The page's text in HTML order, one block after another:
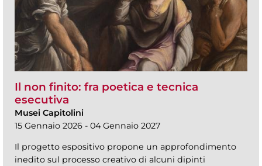
Il non finito: fra poetica e tecnica
esecutiva
Musei Capitolini
15 Gennaio 2026 - 04 Gennaio 2027
Il progetto espositivo propone un approfondimento
inedito sul processo creativo di alcuni dipinti